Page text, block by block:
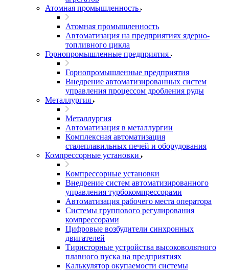
Атомная промышленность
Атомная промышленность
Автоматизация на предприятиях ядерно-
топливного цикла
Горнопромышленные предприятия
Горнопромышленные предприятия
Внедрение автоматизированных систем
управления процессом дробления руды
Металлургия
Металлургия
Автоматизация в металлургии
Комплексная автоматизация
сталеплавильных печей и оборудования
Компрессорные установки
Компрессорные установки
Внедрение систем автоматизированного
управления турбокомпрессорами
Автоматизация рабочего места оператора
Системы группового регулирования
компрессорами
Цифровые возбудители синхронных
двигателей
Тиристорные устройства высоковольтного
плавного пуска на предприятиях
Калькулятор окупаемости системы